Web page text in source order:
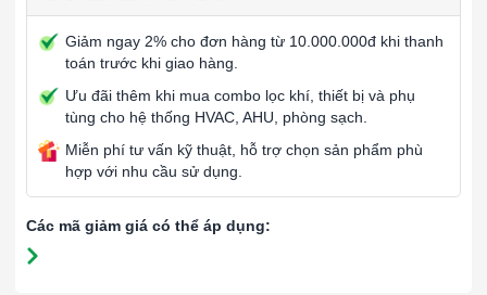
Giảm ngay 2% cho đơn hàng từ 10.000.000đ khi thanh
toán trước khi giao hàng.
Ưu đãi thêm khi mua combo lọc khí, thiết bị và phụ
tùng cho hệ thống HVAC, AHU, phòng sạch.
Miễn phí tư vấn kỹ thuật, hỗ trợ chọn sản phẩm phù
hợp với nhu cầu sử dụng.
Các mã giảm giá có thể áp dụng: